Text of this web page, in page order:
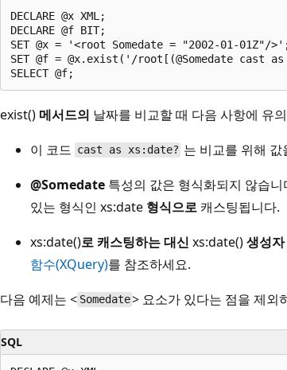
DECLARE @x XML;
DECLARE @f BIT;
SET @x = '<root Somedate = "2002-01-01Z"/
SET @f = @x.exist('/root[(@Somedate
exist() 메서드의 날짜를 비교할 때 다음 사항에 유
이 코드 cast as xs:date? 는 비교를 위해
@Somedate 특성의 값은 형식화되지 않습
있는 형식인 xs:date 형식으로 캐스팅됩니다.
xs:date()로 캐스팅하는 대신 xs:date()생성
함수(XQuery)를 참조하세요.
다음 예제는 < Somedate> 요소가 있다는 점을 제외
SQL